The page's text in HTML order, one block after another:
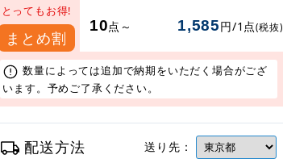
とってもお得!
まとめ割
10点～ 1,585円/1点(税抜)
数量によっては追加で納期をいただく場合がござ
います。予めご了承ください。
配送方法 送り先：